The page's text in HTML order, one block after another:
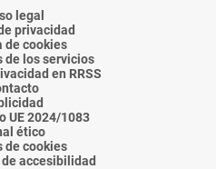
AlmeríaAlmería
Almería
legal
privacidad
de cookies
de los servicios
en RRSS
UE 2024/1083
ético
de cookies
accesibilidad